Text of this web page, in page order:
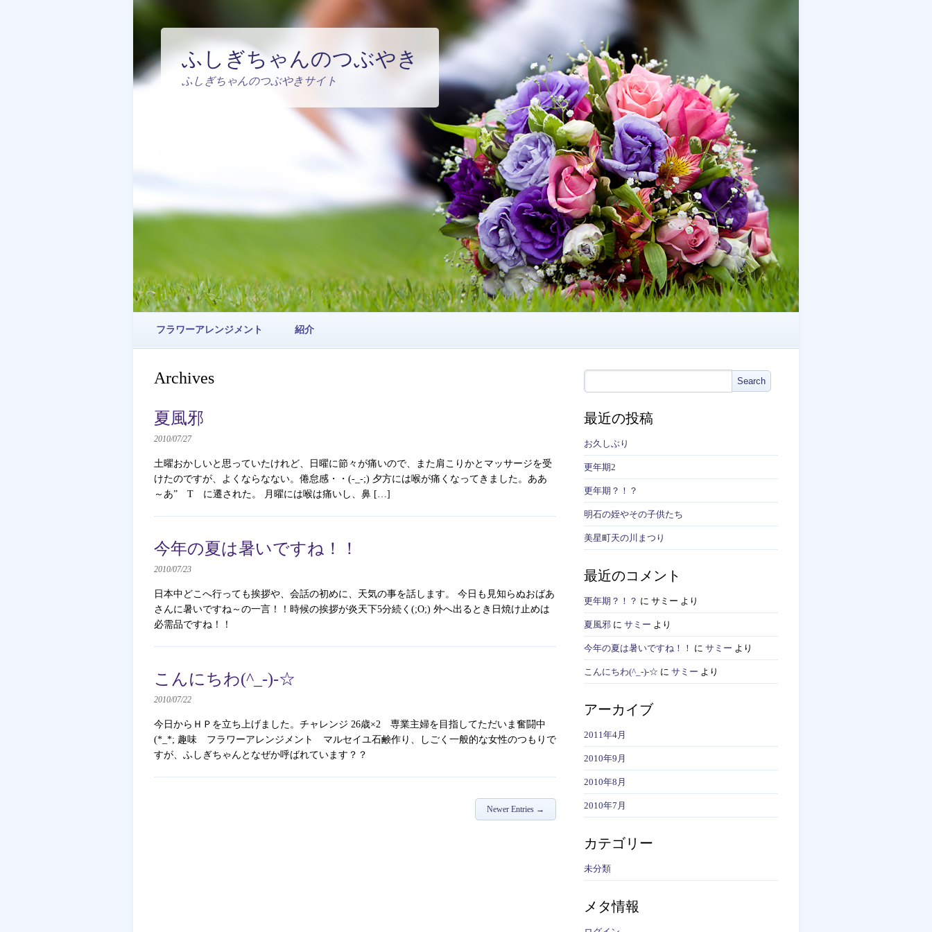
ふしぎちゃんのつぶやき
ふしぎちゃんのつぶやきサイト
フラワーアレンジメント 紹介
Archives
夏風邪
2010/07/27
土曜おかしいと思っていたけれど、日曜に節々が痛いので、また肩こりかとマッサージを受
けたのですが、よくならなない。倦怠感・・(-_-;) 夕方には喉が痛くなってきました。ああ
～あ” T に遷された。 月曜には喉は痛いし、鼻 […]
今年の夏は暑いですね！！
2010/07/23
日本中どこへ行っても挨拶や、会話の初めに、天気の事を話します。 今日も見知らぬおばあ
さんに暑いですね～の一言！！時候の挨拶が炎天下5分続く(;O;) 外へ出るとき日焼け止めは
必需品ですね！！
こんにちわ(^_-)-☆
2010/07/22
今日からＨＰを立ち上げました。チャレンジ 26歳×2 専業主婦を目指してただいま奮闘中
(*_*; 趣味 フラワーアレンジメント マルセイユ石鹸作り、しごく一般的な女性のつもりで
すが、ふしぎちゃんとなぜか呼ばれています？？
Newer Entries →
最近の投稿
お久しぶり
更年期2
更年期？！？
明石の姪やその子供たち
美星町天の川まつり
最近のコメント
更年期？！？ に サミー より
夏風邪 に サミー より
今年の夏は暑いですね！！ に サミー より
こんにちわ(^_-)-☆ に サミー より
アーカイブ
2011年4月
2010年9月
2010年8月
2010年7月
カテゴリー
未分類
メタ情報